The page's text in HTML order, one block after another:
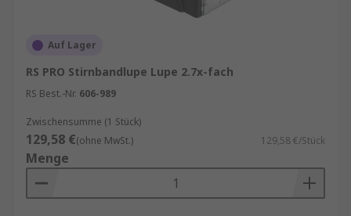
Auf Lager
RS PRO Stirnbandlupe Lupe 2.7x-fach
RS Best.-Nr. 606-989
Zwischensumme (1 Stück)
129,58 €(ohne MwSt.) 129,58 €/Stück
Menge